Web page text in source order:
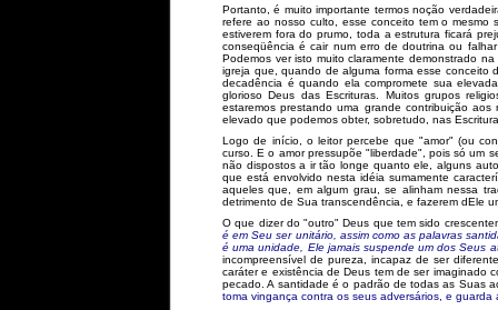
Portanto, é muito importante termos noção
refere ao nosso culto, esse conceito tem o
estiverem fora do prumo, toda a estrutura ficará
conseqüência é cair num erro de doutrina ou
Podemos ver isto muito claramente demonstrado
igreja que, quando de alguma forma esse conceito
decadência é quando ela compromete sua
glorioso Deus das Escrituras. Muitos grupos
estaremos prestando uma grande contribuição
elevado que podemos obter, sobretudo, nas
Logo de início, o leitor percebe que "amor" (ou
curso. E o amor pressupõe "liberdade", pois só um
não dispostos a ir tão longe quanto ele, alguns
que está envolvido nesta idéia sumamente
aqueles que, em algum grau, se alinham nessa
detrimento de Sua transcendência, e fazerem dEle
O que dizer do "outro" Deus que tem sido
é em Seu ser unitário, assim como as palavras
é uma unidade, Ele jamais suspende um dos Seus
incompreensível de pureza, incapaz de ser
caráter e existência de Deus tem de ser imaginado
pecado. A santidade é o padrão de todas as Suas
toma vingança contra os seus adversários, e guarda